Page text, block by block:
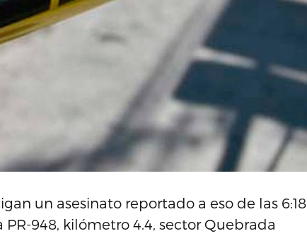
un asesinato reportado a eso de las 6:18
948, kilómetro 4.4, sector Quebrada